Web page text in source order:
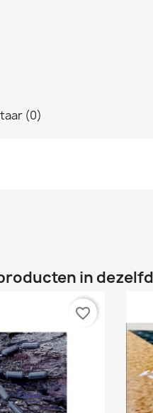
(0)
in
favorite_border